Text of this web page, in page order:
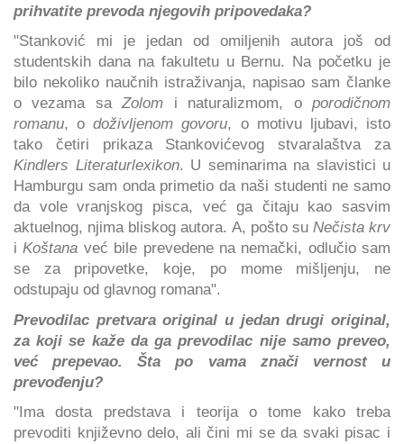
prihvatite prevoda njegovih pripovedaka?
"Stanković mi je jedan od omiljenih autora još od
studentskih dana na fakultetu u Bernu. Na početku je
bilo nekoliko naučnih istraživanja, napisao sam članke
o vezama saZolom i naturalizmom, oporodičnom
romanu, odoživljenom govoru, o motivu ljubavi, isto
tako četiri prikaza Stankovićevog stvaralaštva za
Kindlers Literaturlexikon. U seminarima na slavistici u
Hamburgu sam onda primetio da naši studenti ne samo
da vole vranjskog pisca, već ga čitaju kao sasvim
aktuelnog, njima bliskog autora. A, pošto su Nečista krv
iKoštana već bile prevedene na nemački, odlučio sam
se za pripovetke, koje, po mome mišljenju, ne
odstupaju od glavnog romana".
Prevodilac pretvara original u jedan drugi original,
za koji se kaže da ga prevodilac nije samo preveo,
već prepevao. Šta po vama znači vernost u
prevođenju?
"Ima dosta predstava i teorija o tome kako treba
prevoditi književno delo, ali čini mi se da svaki pisac i